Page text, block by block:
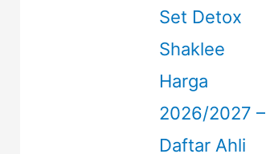
Set Detox
Shaklee
Harga
2026/2027 –
Daftar Ahli